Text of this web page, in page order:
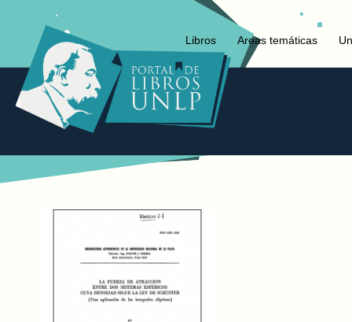
Libros Areas temáticas